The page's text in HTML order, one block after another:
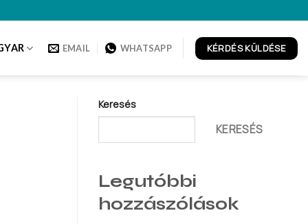
EMAIL WHATSAPP KÉRDÉS KÜLDÉSE
Keresés
KERESÉS
Legutóbbi
hozzászólások